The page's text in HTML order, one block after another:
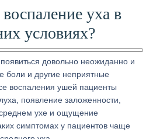
уха в
условиях?
довольно неожиданно и
боли и другие неприятные
воспаления ушей пациенты
появление заложенности,
ухе и ощущение
симптомах у пациентов чаще